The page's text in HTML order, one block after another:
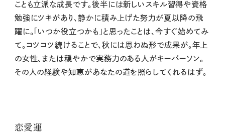
ことも立派な成長です。後半には新しいスキル習得や資格
勉強にツキがあり、静かに積み上げた努力が夏以降の飛
躍に。「いつか役立つかも」と思ったことは、今すぐ始めてみ
て。コツコツ続けることで、秋には思わぬ形で成果が。年上
の女性、または穏やかで実務力のある人がキーパーソン。
その人の経験や知恵があなたの道を照らしてくれるはず。
恋愛運